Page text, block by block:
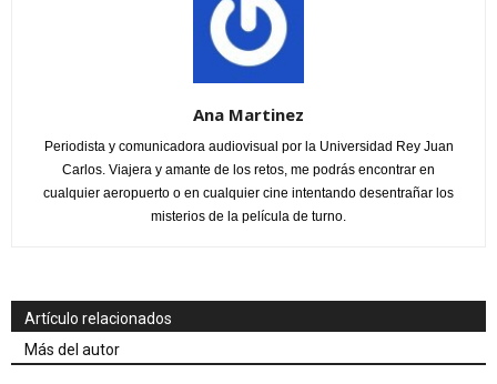
Ana Martinez
Periodista y comunicadora audiovisual por la Universidad Rey Juan
Carlos. Viajera y amante de los retos, me podrás encontrar en
cualquier aeropuerto o en cualquier cine intentando desentrañar los
misterios de la película de turno.
Artículo relacionados
Más del autor